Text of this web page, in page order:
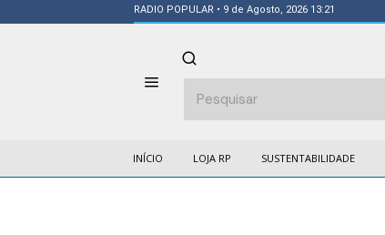
RADIO POPULAR • 9 de Agosto, 2026 13:21
INÍCIO LOJA RP SUSTENTABILIDADE